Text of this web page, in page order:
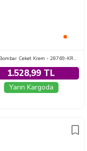
Renkli Bombar Ceket Krem - 28769-KREM
1.528,99 TL
Yarın Kargoda